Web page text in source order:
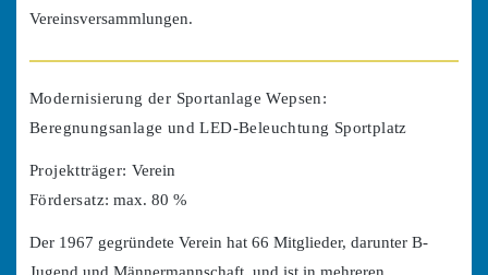
Vereinsversammlungen.
Modernisierung der Sportanlage Wepsen:
Beregnungsanlage und LED-Beleuchtung Sportplatz
Projektträger: Verein
Fördersatz: max. 80 %
Der 1967 gegründete Verein hat 66 Mitglieder, darunter B-